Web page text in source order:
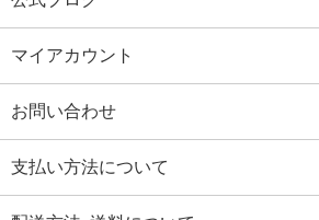
マイアカウント
お問い合わせ
支払い方法について